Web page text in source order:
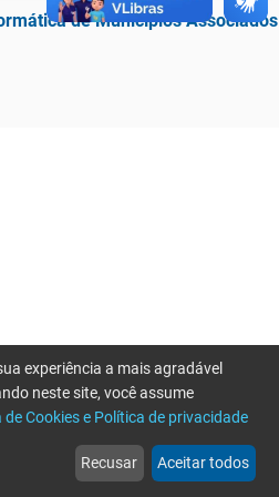
de Municípios Associados
web
Notícias
more_horiz
Mais
experiência a mais agradável
neste site, você assume
de Cookies e Política de privacidade
Recusar Aceitar todos
favor tente novamente